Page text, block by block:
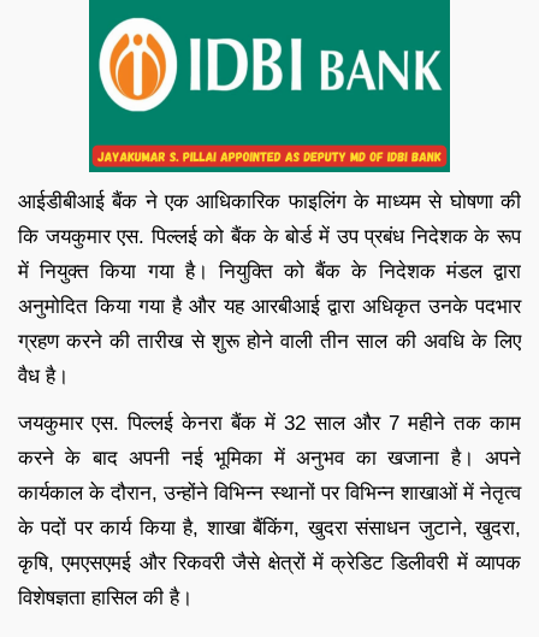
आईडीबीआई बैंक ने एक आधिकारिक फाइलिंग के माध्यम से घोषणा की
कि जयकुमार एस. पिल्लई को बैंक के बोर्ड में उप प्रबंध निदेशक के रूप
में नियुक्त किया गया है। नियुक्ति को बैंक के निदेशक मंडल द्वारा
अनुमोदित किया गया है और यह आरबीआई द्वारा अधिकृत उनके पदभार
ग्रहण करने की तारीख से शुरू होने वाली तीन साल की अवधि के लिए
वैध है।
जयकुमार एस. पिल्लई केनरा बैंक में 32 साल और 7 महीने तक काम
करने के बाद अपनी नई भूमिका में अनुभव का खजाना है। अपने
कार्यकाल के दौरान, उन्होंने विभिन्न स्थानों पर विभिन्न शाखाओं में नेतृत्व
के पदों पर कार्य किया है, शाखा बैंकिंग, खुदरा संसाधन जुटाने, खुदरा,
कृषि, एमएसएमई और रिकवरी जैसे क्षेत्रों में क्रेडिट डिलीवरी में व्यापक
विशेषज्ञता हासिल की है।